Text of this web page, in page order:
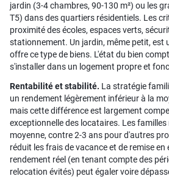
jardin (3-4 chambres, 90-130 m²) ou les
T5) dans des quartiers résidentiels. Les
proximité des écoles, espaces verts,
stationnement. Un jardin, même petit, est
offre ce type de biens. L'état du bien
s'installer dans un logement propre et
Rentabilité et stabilité. La stratégie
un rendement légèrement inférieur à la
mais cette différence est largement
exceptionnelle des locataires. Les familles
moyenne, contre 2-3 ans pour d'autres
réduit les frais de vacance et de remise en
rendement réel (en tenant compte des
relocation évités) peut égaler voire